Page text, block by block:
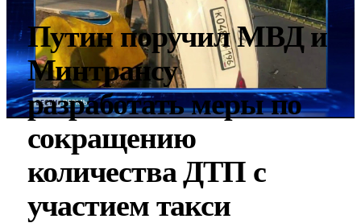
Путин поручил МВД и
Минтрансу
разработать меры по
сокращению
количества ДТП с
участием такси